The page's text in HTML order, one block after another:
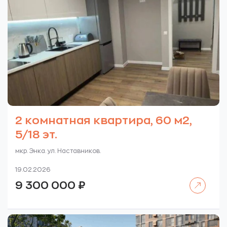
2 комнатная квартира, 60 м2,
5/18 эт.
мкр. Энка. ул. Наставников.
19.02.2026
9 300 000 ₽